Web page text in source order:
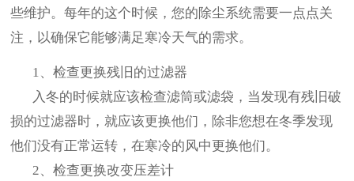
些维护。每年的这个时候，您的除尘系统需要一点点关
注，以确保它能够满足寒冷天气的需求。
1、检查更换残旧的过滤器
入冬的时候就应该检查滤筒或滤袋，当发现有残旧破
损的过滤器时，就应该更换他们，除非您想在冬季发现
他们没有正常运转，在寒冷的风中更换他们。
2、检查更换改变压差计